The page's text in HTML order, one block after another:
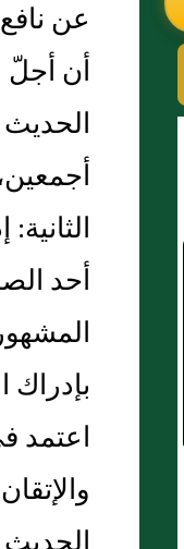
عن
أحد
اعتمد